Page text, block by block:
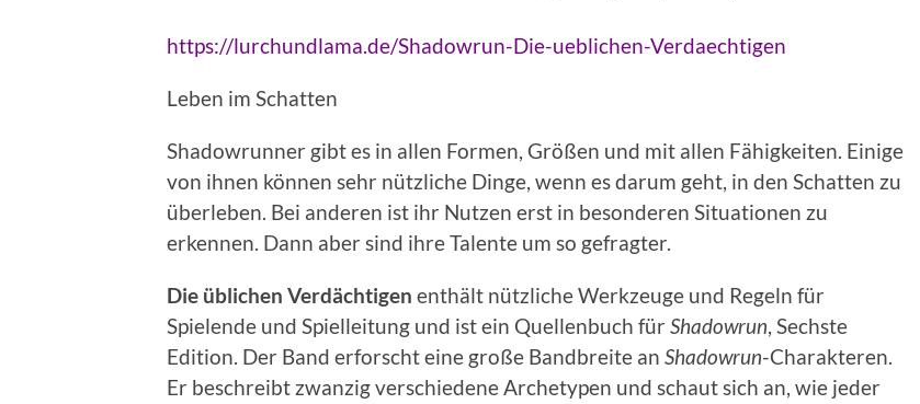
https://lurchundlama.de/Shadowrun-Die-ueblichen-Verdaechtigen
Leben im Schatten
Shadowrunner gibt es in allen Formen, Größen und mit allen Fähigkeiten. Einige
von ihnen können sehr nützliche Dinge, wenn es darum geht, in den Schatten zu
überleben. Bei anderen ist ihr Nutzen erst in besonderen Situationen zu
erkennen. Dann aber sind ihre Talente um so gefragter.
Die üblichen Verdächtigen enthält nützliche Werkzeuge und Regeln für
Spielende und Spielleitung und ist ein Quellenbuch für Shadowrun, Sechste
Edition. Der Band erforscht eine große Bandbreite an Shadowrun-Charakteren.
Er beschreibt zwanzig verschiedene Archetypen und schaut sich an, wie jeder